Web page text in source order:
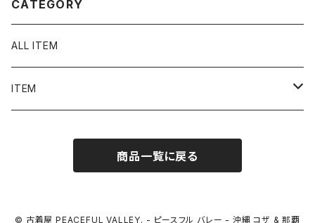
CATEGORY
ALL ITEM
ITEM
シャツ／ブラウス
半袖シャツ / ブラウス
タンクトップ
商品一覧に戻る
© 古着屋 PEACEFUL VALLEY. - ピースフル バレー - 沖縄 コザ & 那覇